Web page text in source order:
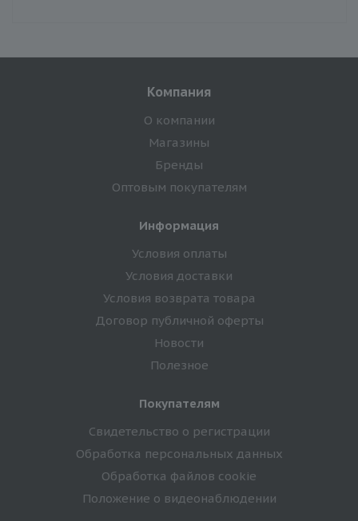
Компания
О компании
Магазины
Бренды
Оптовым покупателям
Информация
Условия оплаты
Условия доставки
Условия возврата товара
Договор публичной оферты
Новости
Полезное
Покупателям
Свидетельство о регистрации
Обработка персональных данных
Обработка файлов cookie
Положение о видеонаблюдении